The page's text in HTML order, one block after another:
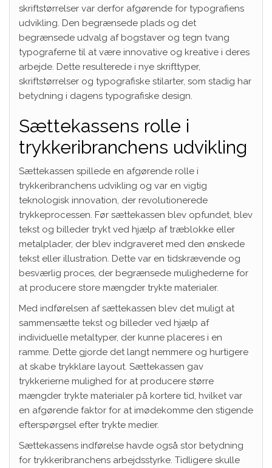
skriftstørrelser var derfor afgørende for typografiens
udvikling. Den begrænsede plads og det
begrænsede udvalg af bogstaver og tegn tvang
typograferne til at være innovative og kreative i deres
arbejde. Dette resulterede i nye skrifttyper,
skriftstørrelser og typografiske stilarter, som stadig har
betydning i dagens typografiske design.
Sættekassens rolle i
trykkeribranchens udvikling
Sættekassen spillede en afgørende rolle i
trykkeribranchens udvikling og var en vigtig
teknologisk innovation, der revolutionerede
trykkeprocessen. Før sættekassen blev opfundet, blev
tekst og billeder trykt ved hjælp af træblokke eller
metalplader, der blev indgraveret med den ønskede
tekst eller illustration. Dette var en tidskrævende og
besværlig proces, der begrænsede mulighederne for
at producere store mængder trykte materialer.
Med indførelsen af sættekassen blev det muligt at
sammensætte tekst og billeder ved hjælp af
individuelle metaltyper, der kunne placeres i en
ramme. Dette gjorde det langt nemmere og hurtigere
at skabe trykklare layout. Sættekassen gav
trykkerierne mulighed for at producere større
mængder trykte materialer på kortere tid, hvilket var
en afgørende faktor for at imødekomme den stigende
efterspørgsel efter trykte medier.
Sættekassens indførelse havde også stor betydning
for trykkeribranchens arbejdsstyrke. Tidligere skulle